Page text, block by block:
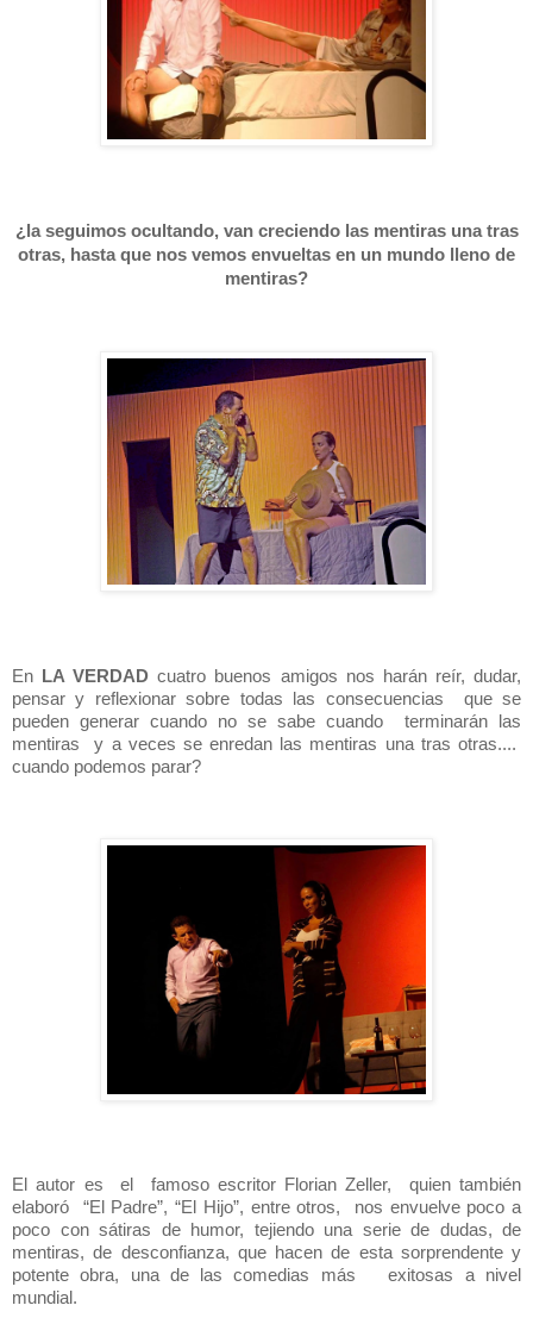
¿la seguimos ocultando, van creciendo las mentiras una tras
otras, hasta que nos vemos envueltas en un mundo lleno de
mentiras?
En LA VERDAD cuatro buenos amigos nos harán reír, dudar,
pensar y reflexionar sobre todas las consecuencias que se
pueden generar cuando no se sabe cuando terminarán las
mentiras y a veces se enredan las mentiras una tras otras....
cuando podemos parar?
El autor es el famoso escritor Florian Zeller, quien también
elaboró “El Padre”, “El Hijo”, entre otros, nos envuelve poco a
poco con sátiras de humor, tejiendo una serie de dudas, de
mentiras, de desconfianza, que hacen de esta sorprendente y
potente obra, una de las comedias más exitosas a nivel
mundial.